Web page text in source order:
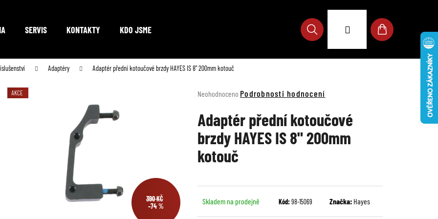
SERVIS KONTAKTY KDO JSME
Hledat
Přihlášení
Nákupní
Adaptéry Adaptér přední kotoučové brzdy HAYES IS 8" 200mm kotouč
Průměrné
produktu
je
0,0
z
Neohodnoceno Podrobnosti hodnocení
Adaptér přední kotoučové
brzdy HAYES IS 8" 200mm
kotouč
Skladem na prodejně Kód:98-15069 Značka: Hayes
AKCE
390 KČ
–74 %
Co potřebujete najít?
HLEDAT
Doporučujeme